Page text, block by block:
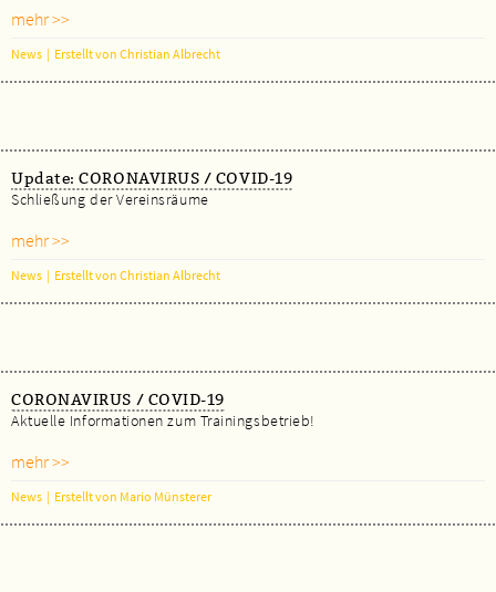
mehr >>
News | Erstellt von Christian Albrecht
Update: CORONAVIRUS / COVID-19
Schließung der Vereinsräume
mehr >>
News | Erstellt von Christian Albrecht
CORONAVIRUS / COVID-19
Aktuelle Informationen zum Trainingsbetrieb!
mehr >>
News | Erstellt von Mario Münsterer